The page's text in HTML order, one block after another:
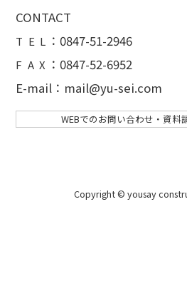
CONTACT
T E L ： 0847-51-2946
F A X ：0847-52-6952
E-mail：mail@yu-sei.com
WEBでのお問い合わせ・資料
Copyright © yousay